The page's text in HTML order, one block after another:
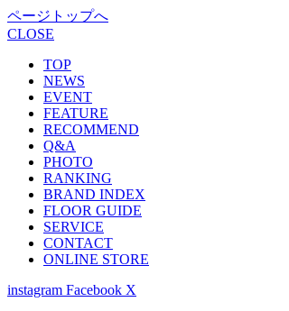
ページトップへ
CLOSE
TOP
NEWS
EVENT
FEATURE
RECOMMEND
Q&A
PHOTO
RANKING
BRAND INDEX
FLOOR GUIDE
SERVICE
CONTACT
ONLINE STORE
instagram Facebook X